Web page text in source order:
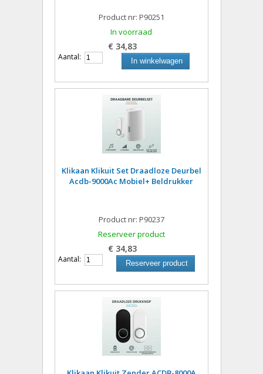
Product nr: P90251
In voorraad
€ 34,83
Aantal: In winkelwagen
Klikaan Klikuit Set Draadloze Deurbel
Acdb-9000Ac Mobiel+ Beldrukker
Product nr: P90237
Reserveer product
€ 34,83
Aantal: Reserveer product